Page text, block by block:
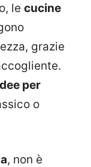
le cucine
grazie
per
o
, non è